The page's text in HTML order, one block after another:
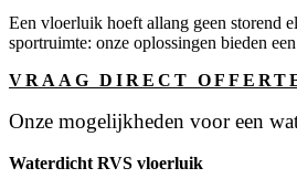
Een vloerluik hoeft allang geen storend
sportruimte: onze oplossingen bieden
VRAAG DIRECT
Onze mogelijkheden voor een
Waterdicht RVS vloerluik